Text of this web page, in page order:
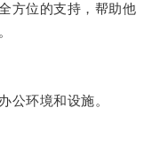
位的支持，帮助他
环境和设施。